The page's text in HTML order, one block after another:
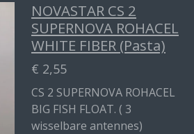
NOVASTAR CS 2
SUPERNOVA ROHACEL
WHITE FIBER (Pasta)
€ 2,55
CS 2 SUPERNOVA ROHACEL
BIG FISH FLOAT. ( 3
wisselbare antennes)